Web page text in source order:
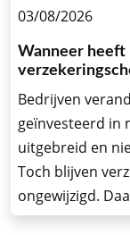
03/08/2026
Wanneer heeft
Bedrijven
geïnvesteerd in
uitgebreid en
Toch blijven
ongewijzigd.